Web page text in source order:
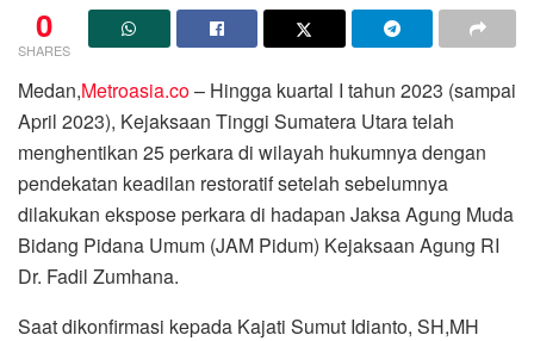
0
SHARES
Medan,Metroasia.co– Hingga kuartal I tahun 2023 (sampai
April 2023), Kejaksaan Tinggi Sumatera Utara telah
menghentikan 25 perkara di wilayah hukumnya dengan
pendekatan keadilan restoratif setelah sebelumnya
dilakukan ekspose perkara di hadapan Jaksa Agung Muda
Bidang Pidana Umum (JAM Pidum) Kejaksaan Agung RI
Dr. Fadil Zumhana.
Saat dikonfirmasi kepada Kajati Sumut Idianto, SH,MH